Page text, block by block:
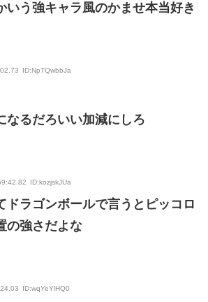
いう強キャラ風のかませ本当好き
ID:NpTQwbbJa
なるだろいい加減にしろ
ID:kozjskJUa
ドラゴンボールで言うとピッコロ
の強さだよな
ID:wqYeYlHQ0